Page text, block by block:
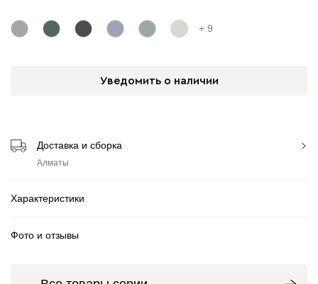
+ 9
Уведомить о наличии
Доставка и сборка
Алматы
Характеристики
Фото и отзывы